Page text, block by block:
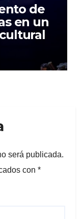
de
en un
será publicada.
con *